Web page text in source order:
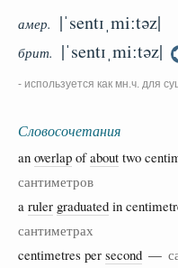
амер. |ˈsentɪˌmiːtəz|
брит. |ˈsentɪˌmiːtəz|
- используется как мн.ч. для
Словосочетания
an overlap ofabout two
сантиметров
a ruler graduated in
сантиметрах
centimetres per second —